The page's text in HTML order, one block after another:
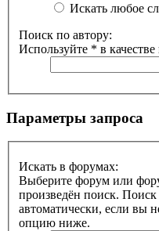
Искать любое
Поиск по автору:
Используйте * в
Параметры запроса
Искать в форумах:
Выберите форум или
произведён поиск.
автоматически, если вы
опцию ниже.